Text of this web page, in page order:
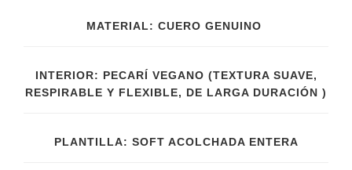
MATERIAL: CUERO GENUINO
INTERIOR: PECARÍ VEGANO (TEXTURA SUAVE,
RESPIRABLE Y FLEXIBLE, DE LARGA DURACIÓN )
PLANTILLA: SOFT ACOLCHADA ENTERA